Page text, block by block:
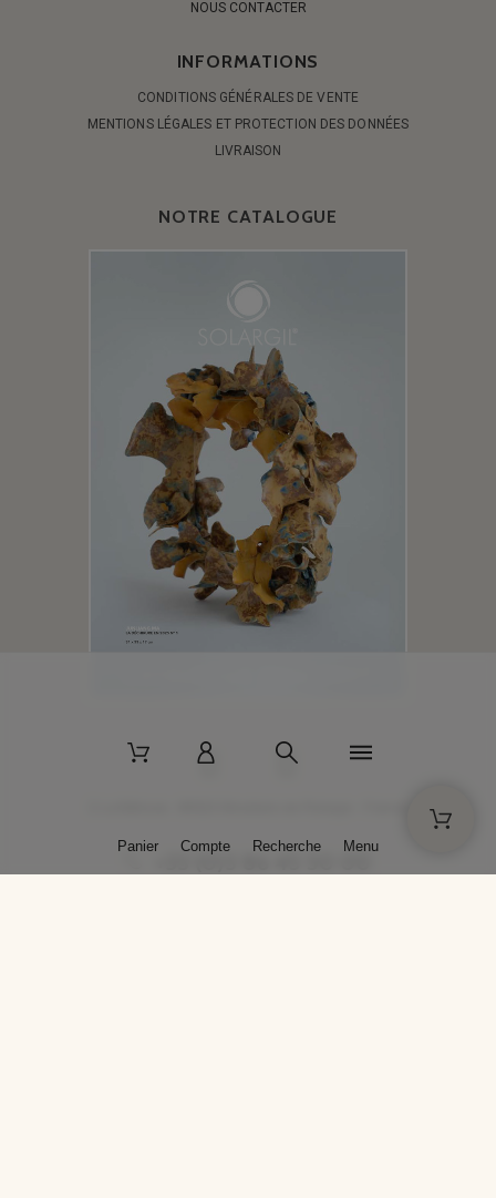
NOUS CONTACTER
INFORMATIONS
CONDITIONS GÉNÉRALES DE VENTE
MENTIONS LÉGALES ET PROTECTION DES DONNÉES
LIVRAISON
NOTRE CATALOGUE
+33 (0)3 86 45 50 00
Panier Compte Recherche Menu